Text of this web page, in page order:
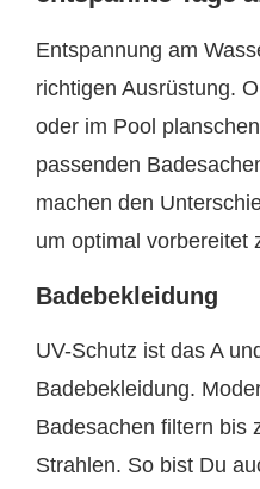
Entspannung am
richtigen Ausrüstung.
oder im Pool
passenden
machen den
um optimal vorbereitet
Badebekleidung
UV-Schutz ist das A
Badebekleidung.
Badesachen filtern bis
Strahlen. So bist Du